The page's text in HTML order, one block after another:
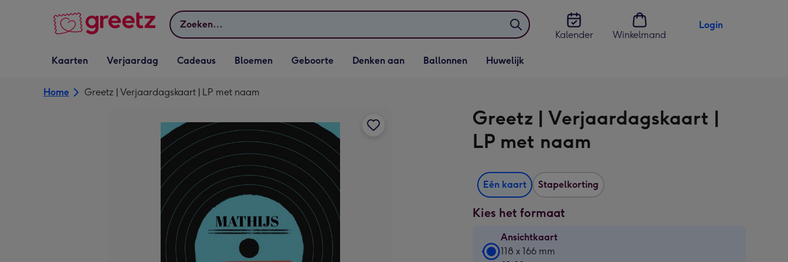
Zoeken
Kalender
Winkelmand
Login
Vervolgkeuzelijst
Kaarten openen
Kaarten
Vervolgkeuzelijst
Verjaardag openen
Verjaardag
Vervolgkeuzelijst
Cadeaus openen
Cadeaus
Vervolgkeuzelijst
Bloemen openen
Bloemen
Vervolgkeuzelijst
Geboorte openen
Geboorte
Vervolgkeuzelijst
Denken aan openen
Denken aan
Vervolgkeuzelijst
Ballonnen openen
Ballonnen
Vervolgkeuzelijst
Huwelijk openen
Huwelijk
Home Greetz | Verjaardagskaart | LP met naam
Greetz | Verjaardagskaart |
LP met naam
Eén kaart Stapelkorting
Kies het formaat
Ansichtkaart
Ansichtkaart
118 x 166 mm